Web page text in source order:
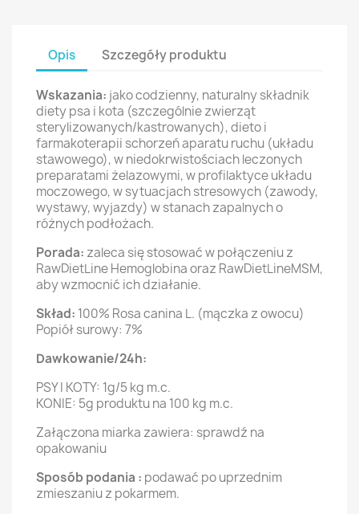
Opis Szczegóły produktu
Wskazania: jako codzienny, naturalny składnik
diety psa i kota (szczególnie zwierząt
sterylizowanych/kastrowanych), dieto i
farmakoterapii schorzeń aparatu ruchu (układu
stawowego), w niedokrwistościach leczonych
preparatami żelazowymi, w profilaktyce układu
moczowego, w sytuacjach stresowych (zawody,
wystawy, wyjazdy) w stanach zapalnych o
różnych podłożach.
Porada: zaleca się stosować w połączeniu z
RawDietLine Hemoglobina oraz RawDietLineMSM,
aby wzmocnić ich działanie.
Skład: 100% Rosa canina L. (mączka z owocu)
Popiół surowy: 7%
Dawkowanie/24h:
PSY I KOTY: 1g/5 kg m.c.
KONIE: 5g produktu na 100 kg m.c.
Załączona miarka zawiera: sprawdź na
opakowaniu
Sposób podania : podawać po uprzednim
zmieszaniu z pokarmem.